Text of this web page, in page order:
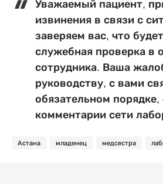
Уважаемый пациент,
извинения в связи с
заверяем вас, что
служебная проверка в
сотрудника. Ваша
руководству, с вами
обязательном порядке,
комментарии сети
Астана младенец медсестра